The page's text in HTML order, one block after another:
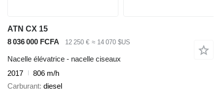
ATN CX 15
8 036 000 FCFA
12 250 € ≈ 14 070 $US
Nacelle élévatrice - nacelle ciseaux
2017
806 m/h
Carburant diesel